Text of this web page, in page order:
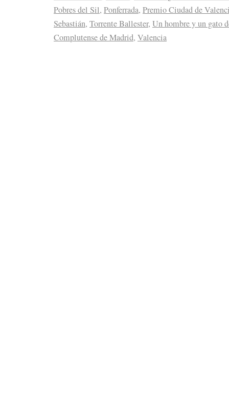
Pobres del Sil, Ponferrada, Premio Ciudad de
Sebastián, Torrente Ballester, Un hombre y un gato
Complutense de Madrid, Valencia